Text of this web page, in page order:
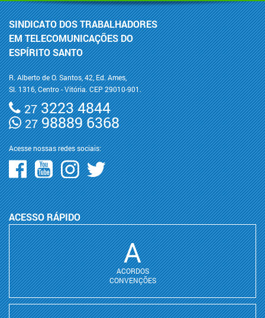
SINDICATO DOS TRABALHADORES
EM TELECOMUNICAÇÕES DO
ESPÍRITO SANTO
R. Alberto de O. Santos, 42, Ed. Ames,
Sl. 1316, Centro - Vitória. CEP 29010-901.
273223 4844
2798889 6368
Acesse nossas redes sociais:
ACESSO RÁPIDO
A
ACORDOS
CONVENÇÕES